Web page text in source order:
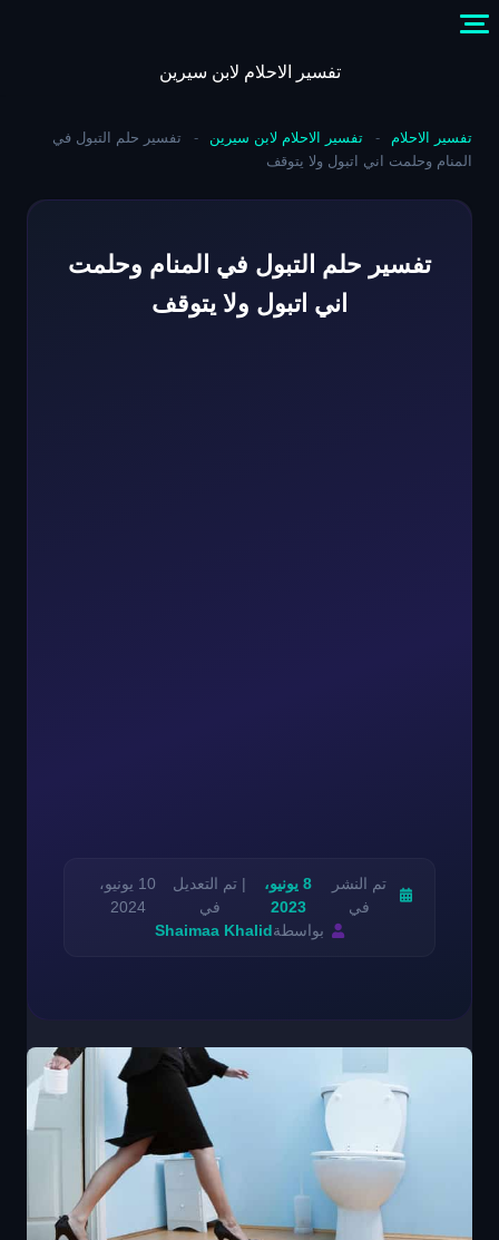
content
تفسير الاحلام لابن سيرين
تفسير الاحلام - تفسير الاحلام لابن سيرين -
تفسير حلم التبول في
المنام وحلمت اني اتبول ولا يتوقف
تفسير حلم التبول في المنام وحلمت
اني اتبول ولا يتوقف
تم النشر
في
8 يونيو،
2023
| تم التعديل
في
10 يونيو،
2024
بواسطة Shaimaa Khalid